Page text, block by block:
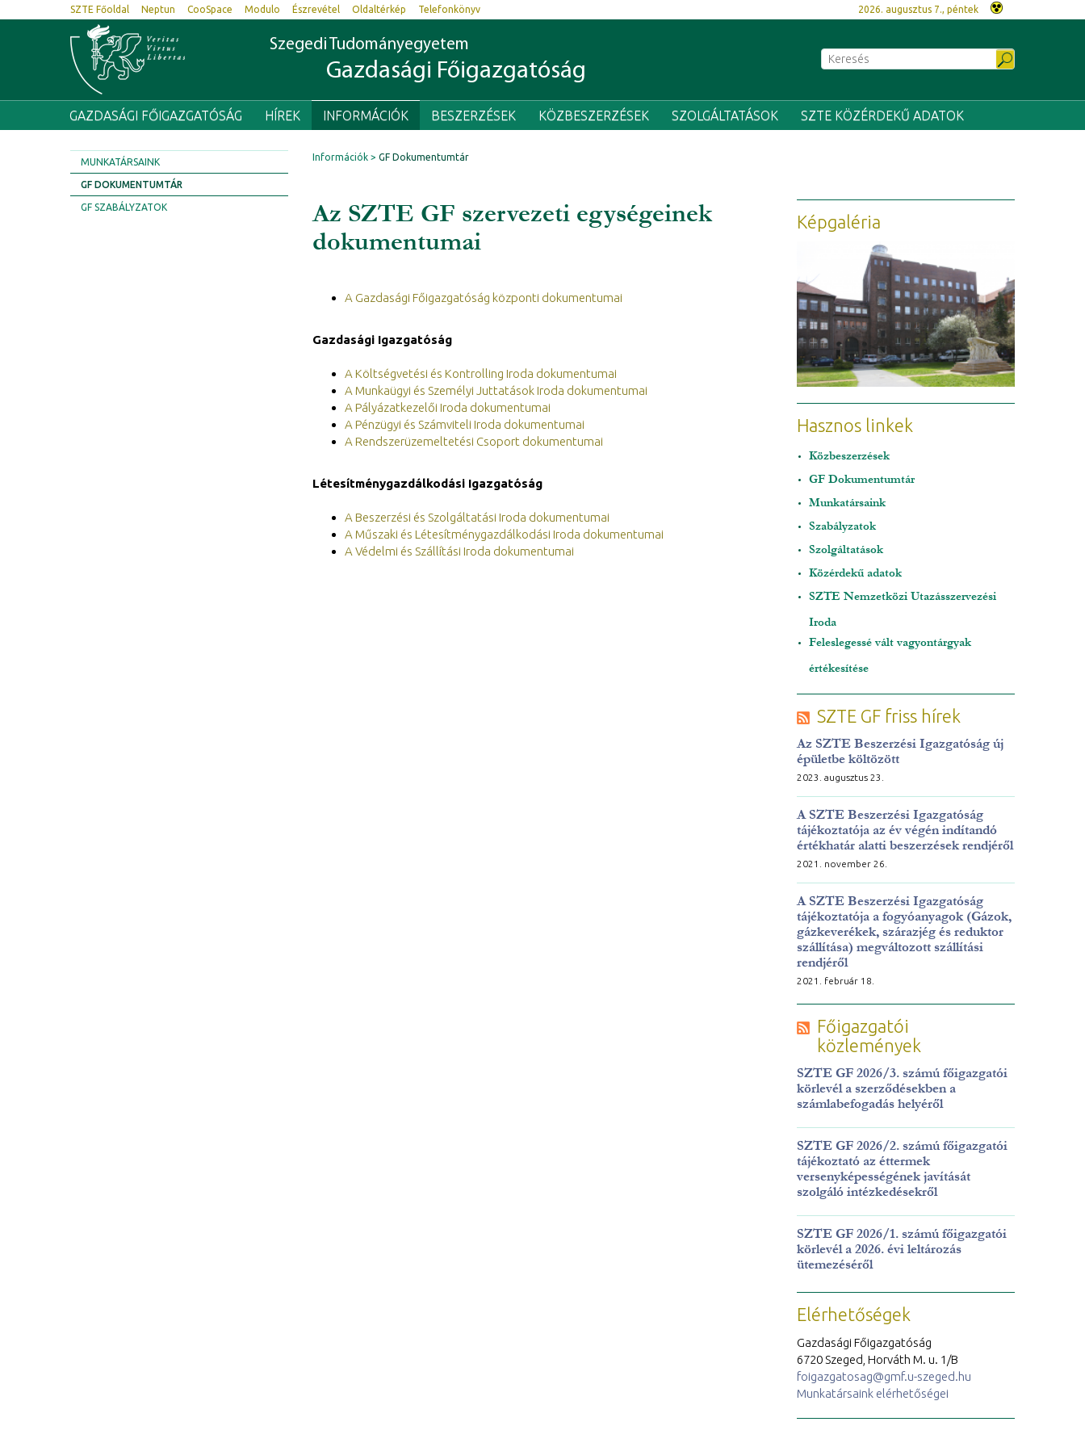
SZTE Főoldal Neptun CooSpace Modulo Észrevétel Oldaltérkép Telefonkönyv 2026. augusztus 7., péntek
Szegedi Tudományegyetem
Gazdasági Főigazgatóság
GAZDASÁGI FŐIGAZGATÓSÁG HÍREK INFORMÁCIÓK BESZERZÉSEK KÖZBESZERZÉSEK SZOLGÁLTATÁSOK SZTE KÖZÉRDEKŰ ADATOK
MUNKATÁRSAINK
GF DOKUMENTUMTÁR
GF SZABÁLYZATOK
Információk GF Dokumentumtár
Az SZTE GF szervezeti egységeinek
dokumentumai
A Gazdasági Főigazgatóság központi dokumentumai
Gazdasági Igazgatóság
A Költségvetési és Kontrolling Iroda dokumentumai
A Munkaügyi és Személyi Juttatások Iroda dokumentumai
A Pályázatkezelői Iroda dokumentumai
A Pénzügyi és Számviteli Iroda dokumentumai
A Rendszerüzemeltetési Csoport dokumentumai
Létesítménygazdálkodási Igazgatóság
A Beszerzési és Szolgáltatási Iroda dokumentumai
A Műszaki és Létesítménygazdálkodási Iroda dokumentumai
A Védelmi és Szállítási Iroda dokumentumai
Képgaléria
Hasznos linkek
Közbeszerzések
GF Dokumentumtár
Munkatársaink
Szabályzatok
Szolgáltatások
Közérdekű adatok
SZTE Nemzetközi Utazásszervezési
Iroda
Feleslegessé vált vagyontárgyak
értékesítése
SZTE GF friss hírek
Az SZTE Beszerzési Igazgatóság új
épületbe költözött
2023. augusztus 23.
A SZTE Beszerzési Igazgatóság
tájékoztatója az év végén indítandó
értékhatár alatti beszerzések rendjéről
2021. november 26.
A SZTE Beszerzési Igazgatóság
tájékoztatója a fogyóanyagok (Gázok,
gázkeverékek, szárazjég és reduktor
szállítása) megváltozott szállítási
rendjéről
2021. február 18.
Főigazgatói
közlemények
SZTE GF 2026/3. számú főigazgatói
körlevél a szerződésekben a
számlabefogadás helyéről
SZTE GF 2026/2. számú főigazgatói
tájékoztató az éttermek
versenyképességének javítását
szolgáló intézkedésekről
SZTE GF 2026/1. számú főigazgatói
körlevél a 2026. évi leltározás
ütemezéséről
Elérhetőségek
Gazdasági Főigazgatóság
6720 Szeged, Horváth M. u. 1/B
foigazgatosag@gmf.u-szeged.hu
Munkatársaink elérhetőségei